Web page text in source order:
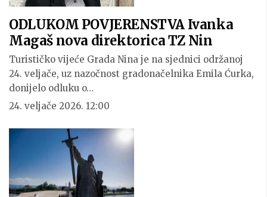
ODLUKOM POVJERENSTVA Ivanka
Magaš nova direktorica TZ Nin
Turističko vijeće Grada Nina je na sjednici održanoj
24. veljače, uz nazočnost gradonačelnika Emila Ćurka,
donijelo odluku o…
24. veljače 2026. 12:00